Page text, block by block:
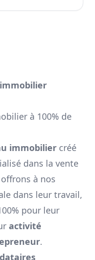
à 100% de
immobilier créé
dans la vente
à nos
dans leur travail,
pour leur
activité
.